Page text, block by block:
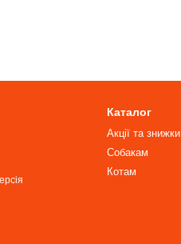
Каталог
Акції та знижки
Собакам
Котам